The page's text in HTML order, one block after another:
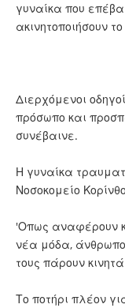
γυναίκα που
ακινητοποιήσουν
Διερχόμενοι
πρόσωπο και
συνέβαινε.
Η γυναίκα
Νοσοκομείο
'Οπως αναφέρουν
νέα μόδα,
τους πάρουν
Το ποτήρι πλέον